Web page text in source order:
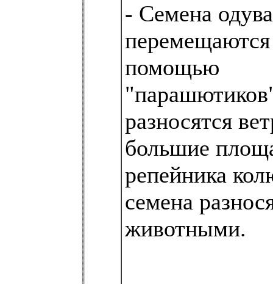
- Семена
помощью
разносятся
большие
репейника
семена
животными.